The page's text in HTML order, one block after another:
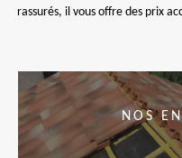
rassurés, il vous offre des prix
NOS